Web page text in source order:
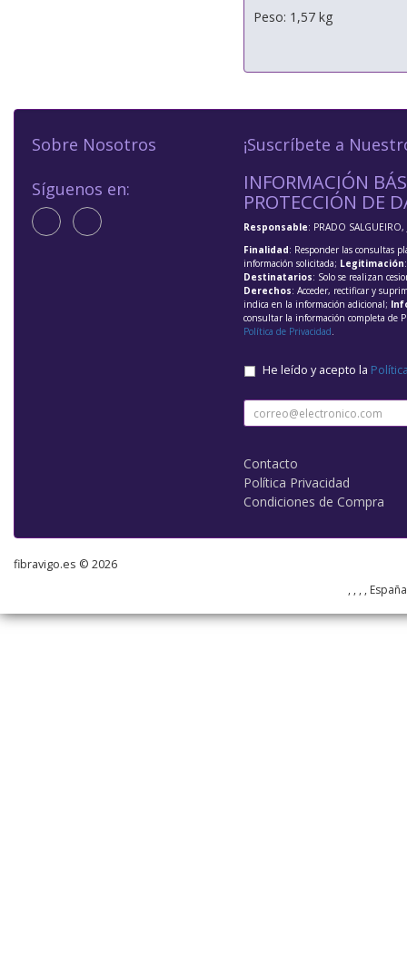
Peso: 1,57 kg
Sobre Nosotros
Síguenos en:
¡Suscríbete a
INFORMACIÓN
PROTECCIÓN DE
Responsable: PRADO SALGUEIRO,
Finalidad: Responder las consultas
información solicitada; Legitimación
Destinatarios: Solo se realizan
Derechos: Acceder, rectificar y
indica en la información adicional;
consultar la información completa de
Política de Privacidad.
He leído y acepto la
Contacto
Política Privacidad
Condiciones de Compra
fibravigo.es © 2026
, , , ,